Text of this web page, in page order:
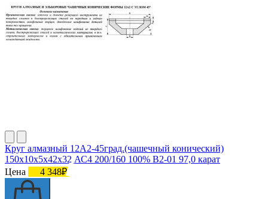
Круг алмазный 12А2-45град.(чашечный конический)
150х10х5х42х32 АС4 200/160 100% В2-01 97,0 карат
Цена
4 348₽